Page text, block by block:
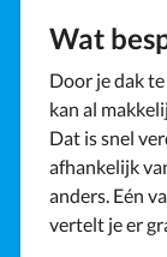
Wat
Door je dak
kan al
Dat is snel
afhankelijk
anders. Eén
vertelt je er